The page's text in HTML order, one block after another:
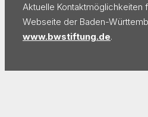
Aktuelle Kontaktmöglichkeiten
Webseite der Baden-
www.bwstiftung.de.